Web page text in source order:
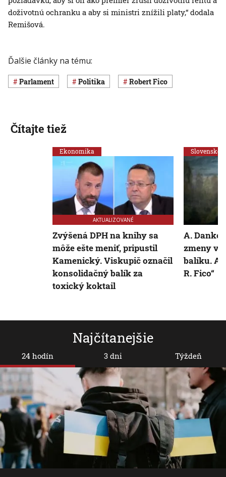
doživotnú ochranku a aby si ministri znížili platy,“ dodala
Remišová.
Ďalšie články na tému:
Parlament Politika Robert Fico
Najčítanejšie
24 hodín 3 dni Týždeň
Čítajte tiež
Ekonomika
AKTUALIZOVANÉ
Zvýšená DPH na knihy sa
môže ešte meniť, pripustil
Kamenický. Viskupič označil
konsolidačný balík za
toxický koktail
Slovensko
A. Danko
zmeny v
balíku.
R. Fico“